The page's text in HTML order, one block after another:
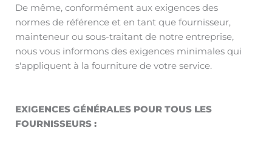
De même, conformément aux exigences des
normes de référence et en tant que fournisseur,
mainteneur ou sous-traitant de notre entreprise,
nous vous informons des exigences minimales qui
s'appliquent à la fourniture de votre service.
EXIGENCES GÉNÉRALES POUR TOUS LES
FOURNISSEURS :